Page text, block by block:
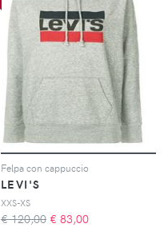
Felpa con cappuccio
LEVI'S
XXS-XS
€ 120,00 € 83,00